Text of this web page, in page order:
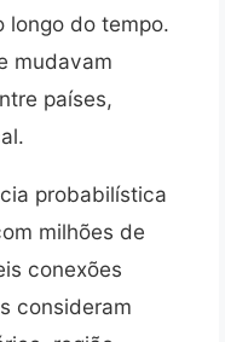
longo do tempo.
mudavam
países,
probabilística
milhões de
conexões
consideram